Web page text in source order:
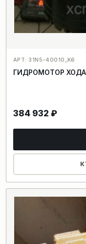
АРТ: 31N5-40010_K6
ГИДРОМОТОР ХОДА
384 932 ₽